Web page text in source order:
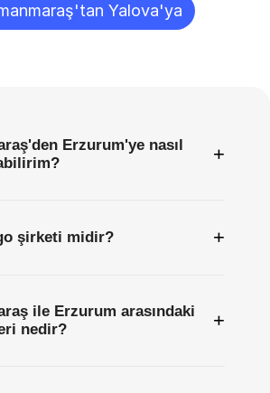
Yalova'ya
Erzurum'ye nasıl
+
şirketi midir? +
ile Erzurum arasındaki
nedir?
+